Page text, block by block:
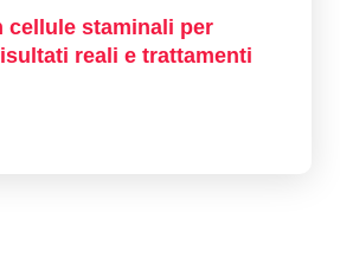
cellule staminali per
reali e trattamenti